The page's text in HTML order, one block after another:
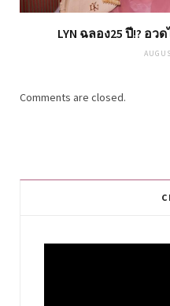
LYN ฉลอง25 ปี!? อว
Comments are closed.